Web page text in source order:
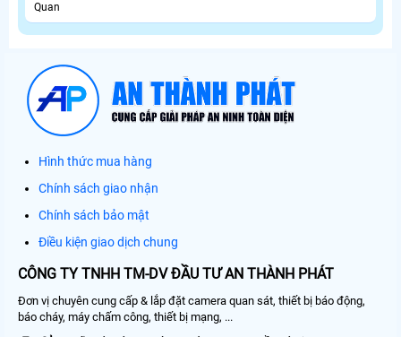
Quan
Hình thức mua hàng
Chính sách giao nhận
Chính sách bảo mật
Điều kiện giao dịch chung
CÔNG TY TNHH TM-DV ĐẦU TƯ AN THÀNH PHÁT
Đơn vị chuyên cung cấp & lắp đặt camera quan sát, thiết bị báo động,
báo cháy, máy chấm công, thiết bị mạng, ...